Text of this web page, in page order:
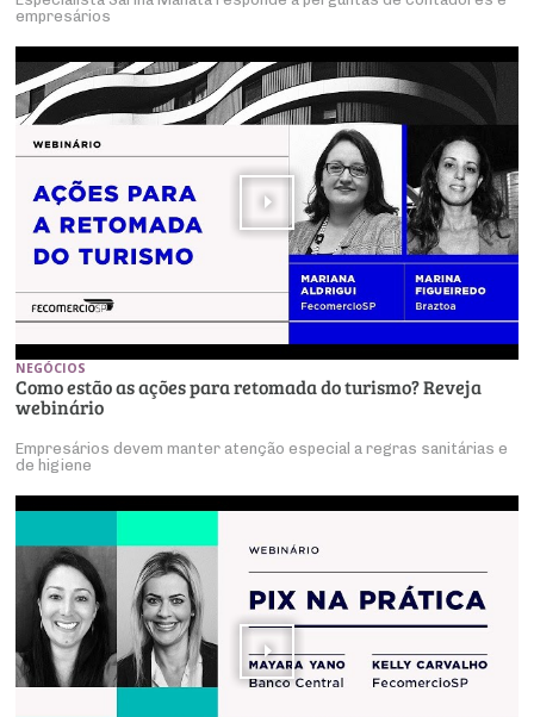
empresários
NEGÓCIOS
Como estão as ações para retomada do turismo? Reveja
webinário
Empresários devem manter atenção especial a regras sanitárias e
de higiene